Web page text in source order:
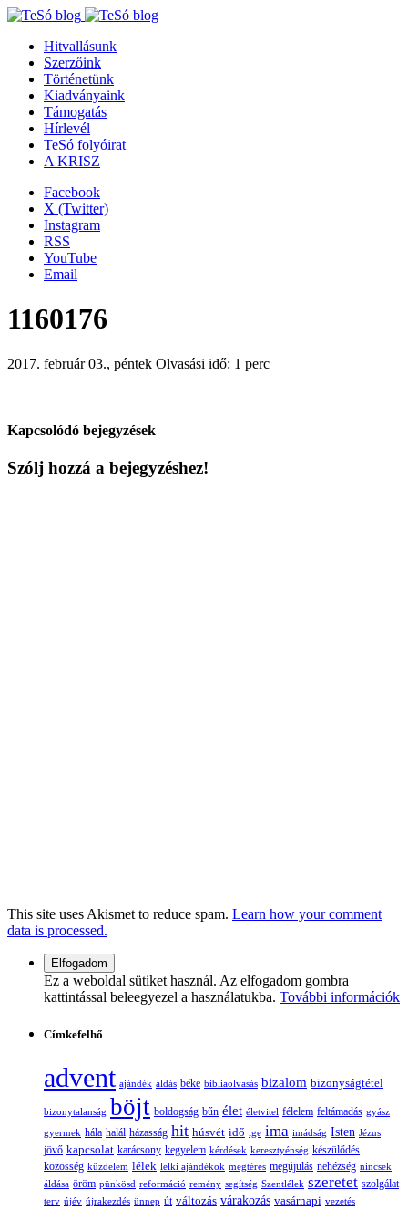
Hitvallásunk
Szerzőink
Történetünk
Kiadványaink
Támogatás
Hírlevél
TeSó folyóirat
A KRISZ
Facebook
X (Twitter)
Instagram
RSS
YouTube
Email
1160176
2017. február 03., péntek Olvasási idő: 1 perc
Kapcsolódó bejegyzések
Szólj hozzá a bejegyzéshez!
This site uses Akismet to reduce spam. Learn how your comment
data is processed.
Ez a weboldal sütiket használ. Az elfogadom gombra
kattintással beleegyezel a használatukba. További információk
Címkefelhő
advent ajándék áldás béke bibliaolvasás bizalom bizonyságtétel
bizonytalanság böjt boldogság bűn élet életvitel félelem feltámadás gyász
gyermek hála halál házasság hit húsvét idő ige ima imádság Isten Jézus
jövő kapcsolat karácsony kegyelem kérdések keresztyénség készülődés
közösség küzdelem lélek lelki ajándékok megtérés megújulás nehézség nincsek
áldása öröm pünkösd reformáció remény segítség Szentlélek szeretet szolgálat
terv újév újrakezdés ünnep út változás várakozás vasárnapi vezetés